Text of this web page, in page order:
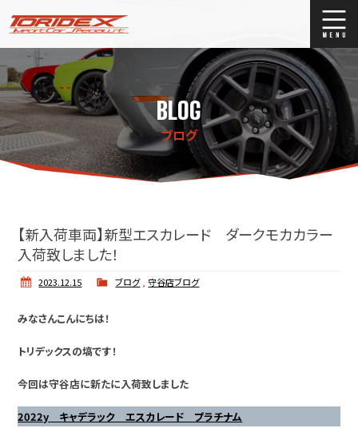
ブログ
Stock list
ストックリスト
買取
BLOG
ブログ
【新入荷車両】新型エスカレード ダークモカカラー
入荷致しました！
2023.12.15 ブログ,守谷店ブログ
みなさんこんにちは！
トリデックスの塙です！
今回は守谷店に新たに入荷致しました
2022y キャデラック エスカレード プラチナム